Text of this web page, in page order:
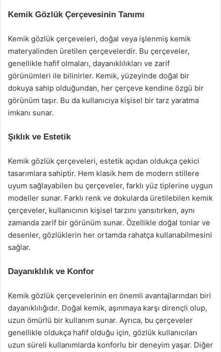
Kemik Gözlük Çerçevesinin Tanımı
Kemik gözlük çerçeveleri, doğal veya işlenmiş kemik
materyalinden üretilen çerçevelerdir. Bu çerçeveler,
genellikle hafif olmaları, dayanıklılıkları ve zarif
görünümleri ile bilinirler. Kemik, yüzeyinde doğal bir
dokuya sahip olduğundan, her çerçeve kendine özgü bir
görünüm taşır. Bu da kullanıcıya kişisel bir tarz yaratma
imkanı sunar.
Şıklık ve Estetik
Kemik gözlük çerçeveleri, estetik açıdan oldukça çekici
tasarımlara sahiptir. Hem klasik hem de modern stillere
uyum sağlayabilen bu çerçeveler, farklı yüz tiplerine uygun
modeller sunar. Farklı renk ve dokularda üretilebilen kemik
çerçeveler, kullanıcının kişisel tarzını yansıtırken, aynı
zamanda zarif bir görünüm sunar. Özellikle doğal tonlar ve
desenler, gözlüklerin her ortamda rahatça kullanabilmesini
sağlar.
Dayanıklılık ve Konfor
Kemik gözlük çerçevelerinin en önemli avantajlarından biri
dayanıklılığıdır. Doğal kemik, aşınmaya karşı dirençli olup,
uzun ömürlü bir kullanım sunar. Ayrıca, bu çerçeveler
genellikle oldukça hafif olduğu için, gözlük kullanıcıları
uzun süreli kullanımlarda konforlu bir deneyim yaşar. Diğer